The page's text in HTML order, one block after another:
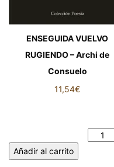
ENSEGUIDA VUELVO
RUGIENDO – Archi de
Consuelo
11,54€
Añadir al carrito